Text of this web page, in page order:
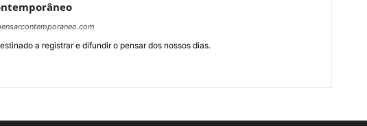
a registrar e difundir o pensar dos nossos dias.